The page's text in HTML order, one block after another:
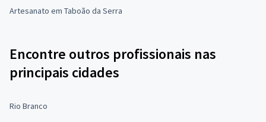
Artesanato em Taboão da Serra
Encontre outros profissionais nas
principais cidades
Rio Branco